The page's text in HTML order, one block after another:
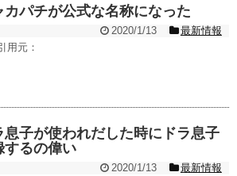
カパチが公式な名称になった
2020/1/13
最新情報
用元：
息子が使われだした時にドラ息子
するの偉い
2020/1/13
最新情報